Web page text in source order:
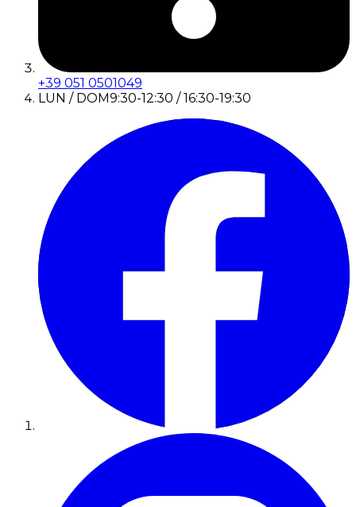
+39 051 0501049
LUN / DOM9:30-12:30 / 16:30-19:30